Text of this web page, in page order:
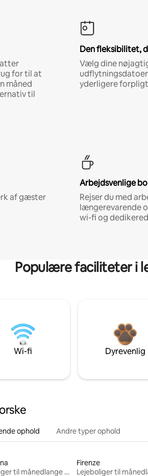
for til at
måned
til
Den fleksibilitet,
Vælg dine
yderligere
af gæster
Arbejdsvenlige
Rejser du med
længerevarende
wi-fi og
Populære faciliteter i
Wi-fi Dyrevenlig
ophold Andre typer ophold
Lejeboliger til månedlange ophold
Firenze